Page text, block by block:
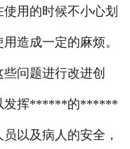
用的时候不小心划
造成一定的麻烦。
问题进行改进创
发挥******的******
以及病人的安全，